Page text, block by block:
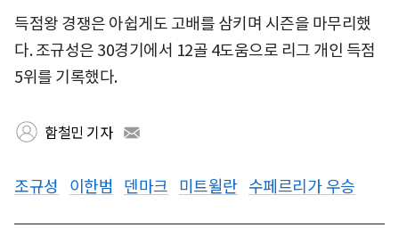
득점왕 경쟁은 아쉽게도 고배를 삼키며 시즌을 마무리했
다. 조규성은 30경기에서 12골 4도움으로 리그 개인 득점
5위를 기록했다.
함철민 기자
조규성 이한범 덴마크 미트윌란 수페르리가 우승